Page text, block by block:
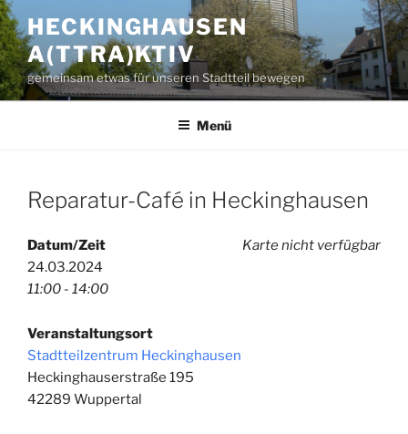
Zum
Inhalt
springen
HECKINGHAUSEN
A(TTRA)KTIV
gemeinsam etwas für unseren Stadtteil bewegen
Menü
Reparatur-Café in Heckinghausen
Karte nicht verfügbar
Datum/Zeit
24.03.2024
11:00 - 14:00
Veranstaltungsort
Stadtteilzentrum Heckinghausen
Heckinghauserstraße 195
42289 Wuppertal